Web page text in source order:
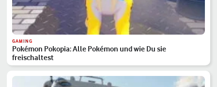
GAMING
Pokémon Pokopia: Alle Pokémon und wie Du sie
freischaltest